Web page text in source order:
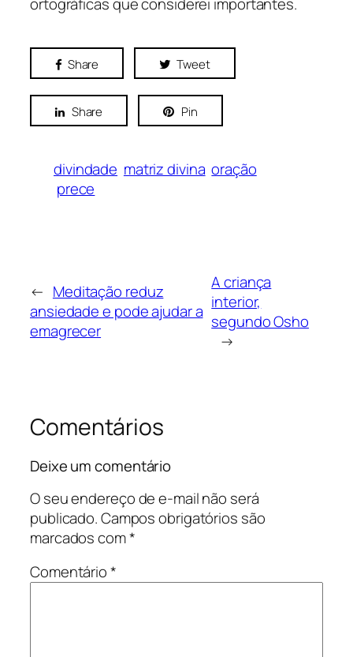
ortográficas que considerei importantes.
Share Tweet
Share Pin
divindade matriz divina oração
prece
← Meditação reduz
ansiedade e pode ajudar a
emagrecer
A criança
interior,
segundo Osho
→
Comentários
Deixe um comentário
O seu endereço de e-mail não será
publicado.Campos obrigatórios são
marcados com*
Comentário*